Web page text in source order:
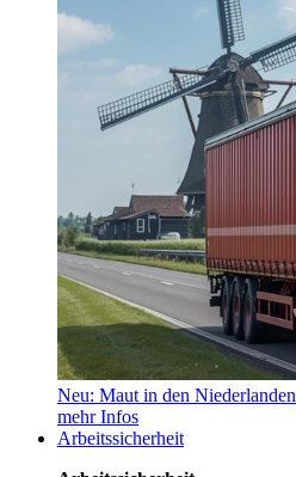
Neu: Maut in den Niederlanden
mehr Infos
Arbeitssicherheit